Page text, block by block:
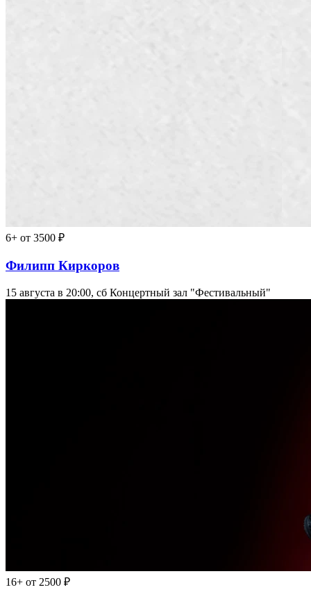
6+ от 3500 ₽
Филипп Киркоров
15 августа в 20:00, сб Концертный зал "Фестивальный"
16+ от 2500 ₽